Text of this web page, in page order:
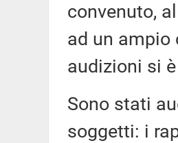
convenuto,
ad un
audizioni si
Sono stati
soggetti: i